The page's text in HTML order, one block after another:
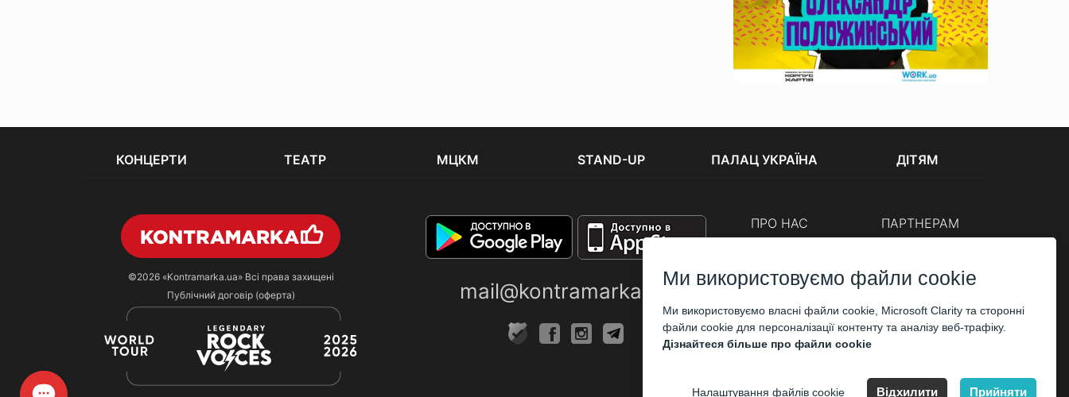
КОНЦЕРТИ ТЕАТР МЦКМ STAND-UP ПАЛАЦ УКРАЇНА ДІТЯМ
©2026 «Kontramarka.ua»Всі права захищені
Публічний договір (оферта)
mail@kontramarka.ua
ПРО НАС ПАРТНЕРАМ
Корпоративним клієнтам
Ми використовуємо файли cookie
Ми використовуємо власні файли cookie, Microsoft Clarity та сторонні
файли cookie для персоналізації контенту та аналізу веб-трафіку.
Дізнайтеся більше про файли cookie
Налаштування файлів cookie Відхилити Прийняти